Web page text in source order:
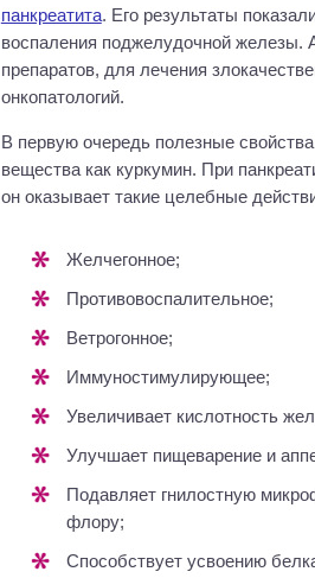
панкреатита. Его результаты
воспаления поджелудочной железы.
препаратов, для лечения
онкопатологий.
В первую очередь полезные
вещества как куркумин. При
он оказывает такие целебные
Желчегонное;
Противовоспалительное;
Ветрогонное;
Иммуностимулирующее;
Увеличивает кислотность
Улучшает пищеварение и
Подавляет гнилостную микрофлору и поддерживает нормальную кишечную
флору;
Способствует усвоению